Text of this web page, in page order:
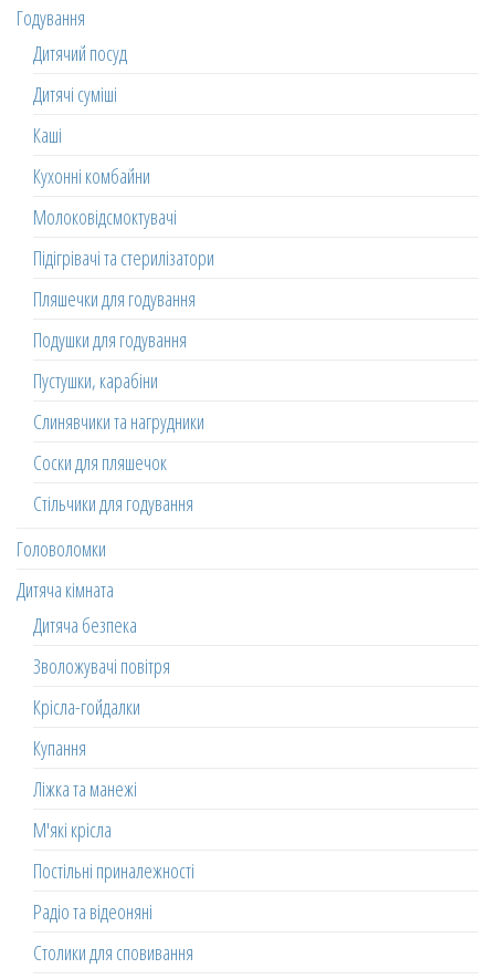
Годування
Дитячий посуд
Дитячі суміші
Каші
Кухонні комбайни
Молоковідсмоктувачі
Підігрівачі та стерилізатори
Пляшечки для годування
Подушки для годування
Пустушки, карабіни
Слинявчики та нагрудники
Соски для пляшечок
Стільчики для годування
Головоломки
Дитяча кімната
Дитяча безпека
Зволожувачі повітря
Крісла-гойдалки
Купання
Ліжка та манежі
М'які крісла
Постільні приналежності
Радіо та відеоняні
Столики для сповивання